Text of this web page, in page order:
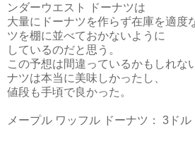
ンダーウエスト ドーナツは
大量にドーナツを作らず在庫を適度
ツを棚に並べておかないように
しているのだと思う。
この予想は間違っているかもしれな
ナツは本当に美味しかったし、
値段も手頃で良かった。
メープル ワッフル ドーナツ： 3ドル